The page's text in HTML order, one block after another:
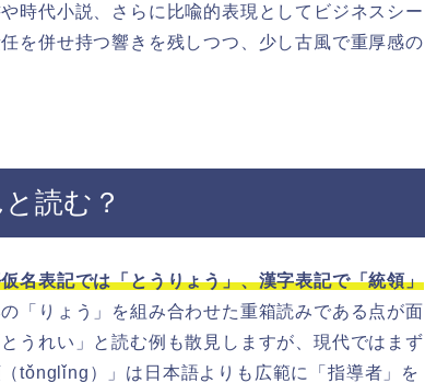
時代小説、さらに比喩的表現としてビジネスシー
を併せ持つ響きを残しつつ、少し古風で重厚感の
読む？
名表記では「とうりょう」、漢字表記で「統領」
「りょう」を組み合わせた重箱読みである点が面
うれい」と読む例も散見しますが、現代ではまず
tǒnglǐng）」は日本語よりも広範に「指導者」を